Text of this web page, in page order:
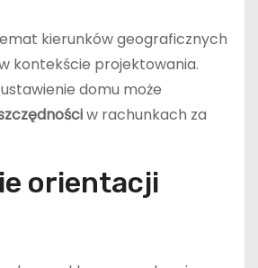
kierunków geograficznych
kontekście projektowania.
domu może
w rachunkach za
orientacji